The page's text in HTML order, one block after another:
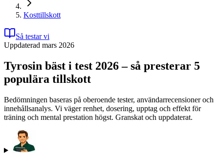
Kosttillskott
Så testar vi
Uppdaterad mars 2026
Tyrosin bäst i test 2026 – så presterar 5
populära tillskott
Bedömningen baseras på oberoende tester, användarrecensioner och
innehållsanalys. Vi väger renhet, dosering, upptag och effekt för
träning och mental prestation högst. Granskat och uppdaterat.